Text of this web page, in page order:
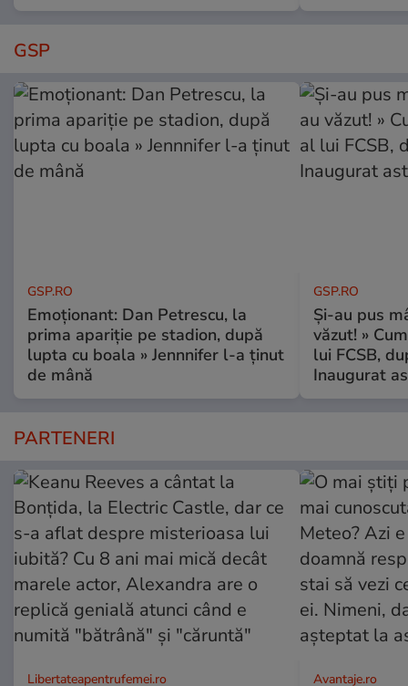
GSP
GSP.RO
Emoționant: Dan Petrescu, la
prima apariție pe stadion, după
lupta cu boala » Jennnifer l-a ținut
de mână
GSP.RO
Și-au pus
văzut! »
lui FCSB,
Inaugurat
PARTENERI
Libertateapentrufemei.ro Avantaje.ro